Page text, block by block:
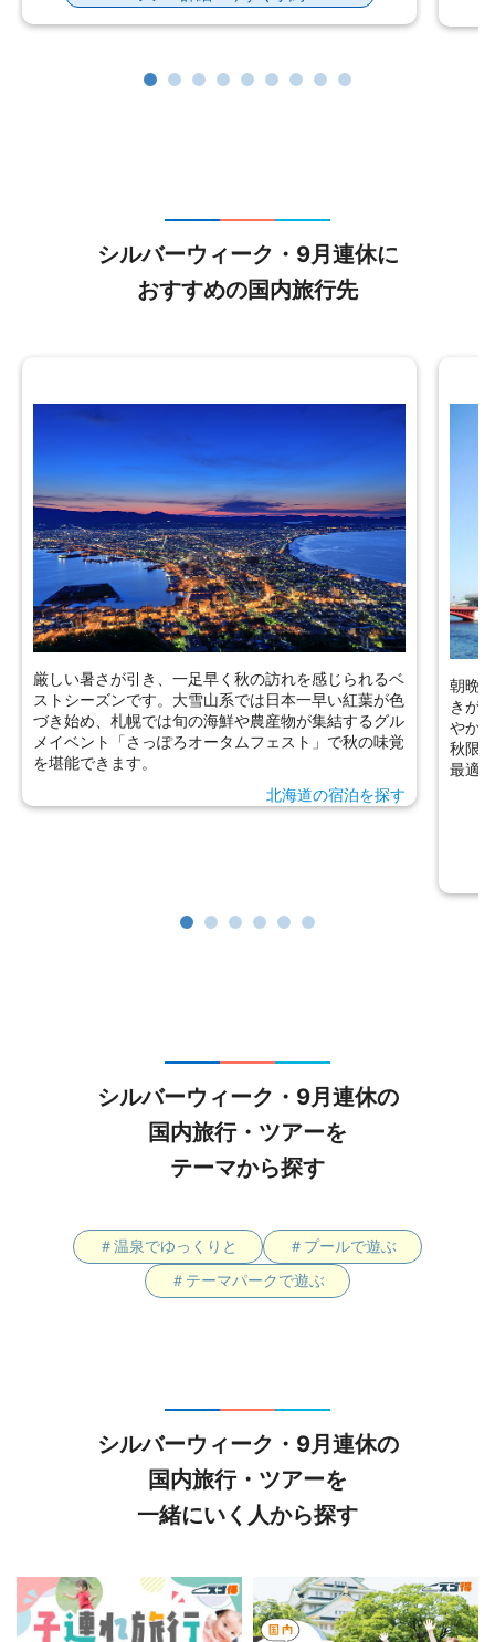
シルバーウィーク・9月連休に
おすすめの国内旅行先
朝晩を中心に心地よい秋風が吹き始め、屋外での街歩
きが快適になる季節です。都内の各庭園や公園では爽
やかな陽気の中で散策が楽しめ、最新の商業施設での
秋限定スイーツや、アート・演劇などの芸術巡りにも
最適です。
東京のツアーを探す
標高
る初
た高
スカ
ます。
シルバーウィーク・9月連休の
国内旅行・ツアーを
テーマから探す
＃温泉でゆっくりと
＃プールで遊ぶ
＃テーマパークで遊ぶ
シルバーウィーク・9月連休の
国内旅行・ツアーを
一緒にいく人から探す